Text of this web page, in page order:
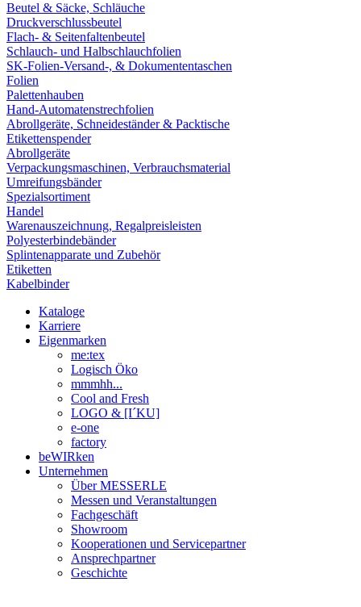
Beutel & Säcke, Schläuche
Druckverschlussbeutel
Flach- & Seitenfaltenbeutel
Schlauch- und Halbschlauchfolien
SK-Folien-Versand-, & Dokumententaschen
Folien
Palettenhauben
Hand-Automatenstrechfolien
Abrollgeräte, Schneideständer & Packtische
Etikettenspender
Abrollgeräte
Verpackungsmaschinen, Verbrauchsmaterial
Umreifungsbänder
Spezialsortiment
Handel
Warenauszeichnung, Regalpreisleisten
Polyesterbindebänder
Splintenapparate und Zubehör
Etiketten
Kabelbinder
Kataloge
Karriere
Eigenmarken
me:tex
Logisch Öko
mmmhh...
Cool and Fresh
LOGO & [I´KU]
e-one
factory
beWIRken
Unternehmen
Über MESSERLE
Messen und Veranstaltungen
Fachgeschäft
Showroom
Kooperationen und Servicepartner
Ansprechpartner
Geschichte